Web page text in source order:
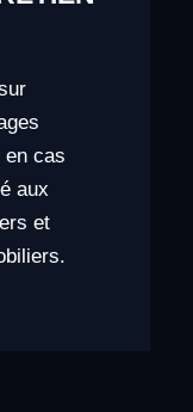
en cas
aux
et